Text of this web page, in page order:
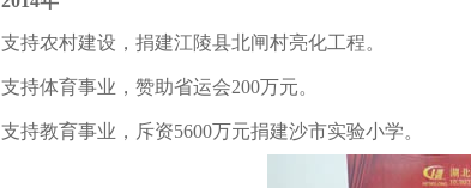
支持农村建设，捐建江陵县北闸村亮化工程。
支持体育事业，赞助省运会200万元。
支持教育事业，斥资5600万元捐建沙市实验小学。